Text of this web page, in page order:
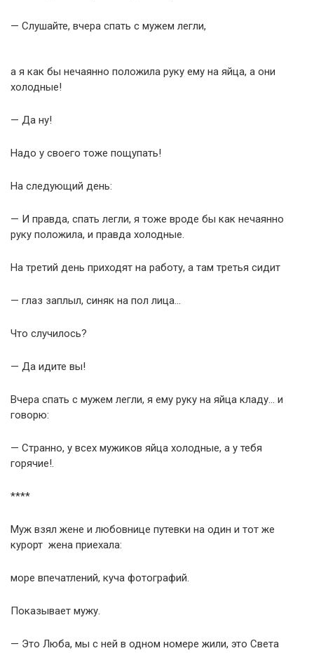
— Слушайте, вчера спать с мужем легли,
а я как бы нечаянно положила руку ему на яйца, а они
холодные!
— Да ну!
Надо у своего тоже пощупать!
На следующий день:
— И правда, спать легли, я тоже вроде бы как нечаянно
руку положила, и правда холодные.
На третий день приходят на работу, а там третья сидит
— глаз заплыл, синяк на пол лица…
Что случилось?
— Да идите вы!
Вчера спать с мужем легли, я ему руку на яйца кладу… и
говорю:
— Странно, у всех мужиков яйца холодные, а у тебя
горячие!.
****
Муж взял жене и любовнице путевки на один и тот же
курорт жена приехала:
море впечатлений, куча фотографий.
Показывает мужу.
— Это Люба, мы с ней в одном номере жили, это Света